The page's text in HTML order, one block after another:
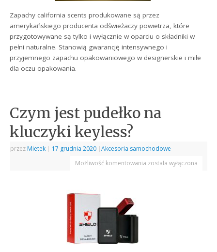
Zapachy california scents produkowane są przez
amerykańskiego producenta odświeżaczy powietrza, które
przygotowywane są tylko i wyłącznie w oparciu o składniki w
pełni naturalne. Stanowią gwarancję intensywnego i
przyjemnego zapachu opakowaniowego w designerskie i miłe
dla oczu opakowania.
Czym jest pudełko na
kluczyki keyless?
przez Mietek | 17 grudnia 2020 |Akcesoria samochodowe
Możliwość komentowania została wyłączona